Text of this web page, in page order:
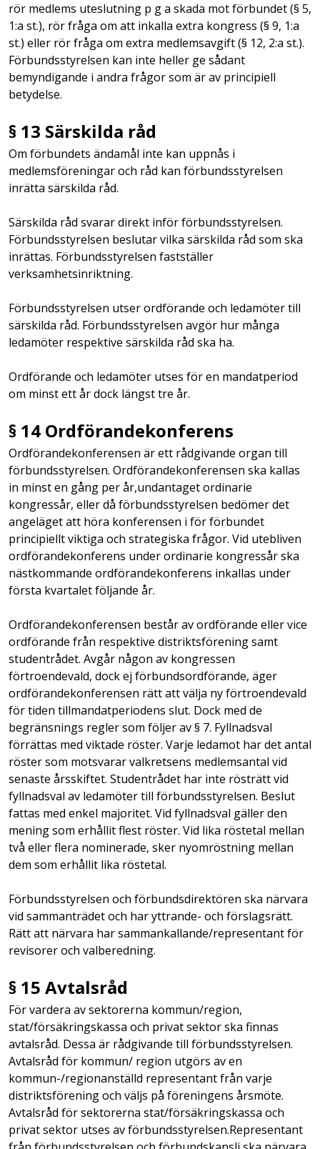
rör medlems uteslutning p g a skada mot förbundet (§ 5,
1:a st.), rör fråga om att inkalla extra kongress (§ 9, 1:a
st.) eller rör fråga om extra medlemsavgift (§ 12, 2:a st.).
Förbundsstyrelsen kan inte heller ge sådant
bemyndigande i andra frågor som är av principiell
betydelse.
§ 13 Särskilda råd
Om förbundets ändamål inte kan uppnås i
medlemsföreningar och råd kan förbundsstyrelsen
inrätta särskilda råd.
Särskilda råd svarar direkt inför förbundsstyrelsen.
Förbundsstyrelsen beslutar vilka särskilda råd som ska
inrättas. Förbundsstyrelsen fastställer
verksamhetsinriktning.
Förbundsstyrelsen utser ordförande och ledamöter till
särskilda råd. Förbundsstyrelsen avgör hur många
ledamöter respektive särskilda råd ska ha.
Ordförande och ledamöter utses för en mandatperiod
om minst ett år dock längst tre år.
§ 14 Ordförandekonferens
Ordförandekonferensen är ett rådgivande organ till
förbundsstyrelsen. Ordförandekonferensen ska kallas
in minst en gång per år,undantaget ordinarie
kongressår, eller då förbundsstyrelsen bedömer det
angeläget att höra konferensen i för förbundet
principiellt viktiga och strategiska frågor. Vid utebliven
ordförandekonferens under ordinarie kongressår ska
nästkommande ordförandekonferens inkallas under
första kvartalet följande år.
Ordförandekonferensen består av ordförande eller vice
ordförande från respektive distriktsförening samt
studentrådet. Avgår någon av kongressen
förtroendevald, dock ej förbundsordförande, äger
ordförandekonferensen rätt att välja ny förtroendevald
för tiden tillmandatperiodens slut. Dock med de
begränsnings regler som följer av § 7. Fyllnadsval
förrättas med viktade röster. Varje ledamot har det antal
röster som motsvarar valkretsens medlemsantal vid
senaste årsskiftet. Studentrådet har inte rösträtt vid
fyllnadsval av ledamöter till förbundsstyrelsen. Beslut
fattas med enkel majoritet. Vid fyllnadsval gäller den
mening som erhållit flest röster. Vid lika röstetal mellan
två eller flera nominerade, sker nyomröstning mellan
dem som erhållit lika röstetal.
Förbundsstyrelsen och förbundsdirektören ska närvara
vid sammanträdet och har yttrande- och förslagsrätt.
Rätt att närvara har sammankallande/representant för
revisorer och valberedning.
§ 15 Avtalsråd
För vardera av sektorerna kommun/region,
stat/försäkringskassa och privat sektor ska finnas
avtalsråd. Dessa är rådgivande till förbundsstyrelsen.
Avtalsråd för kommun/ region utgörs av en
kommun-/regionanställd representant från varje
distriktsförening och väljs på föreningens årsmöte.
Avtalsråd för sektorerna stat/försäkringskassa och
privat sektor utses av förbundsstyrelsen.Representant